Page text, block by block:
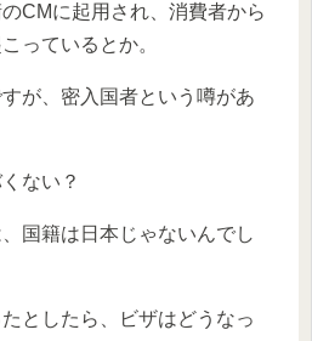
CMに起用され、消費者から
っているとか。
が、密入国者という噂があ
ない？
国籍は日本じゃないんでし
としたら、ビザはどうなっ